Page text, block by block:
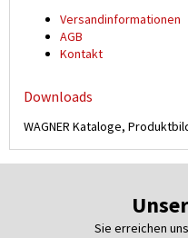
Versand­informationen
AGB
Kontakt
Downloads
WAGNER Kataloge,
Sie erreichen